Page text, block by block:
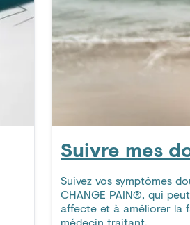
Suivre mes
Suivez vos symptômes
CHANGE PAIN®, qui
affecte et à améliorer la